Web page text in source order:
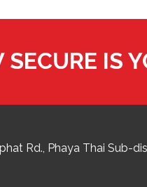
SECURE IS
Rd., Phaya Thai Sub-